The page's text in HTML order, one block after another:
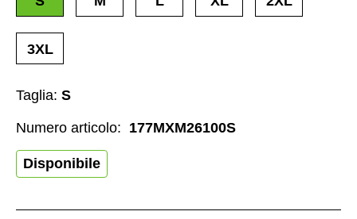
Taglia: S
Disponibile
3XL
Numero articolo: 177MXM26100S